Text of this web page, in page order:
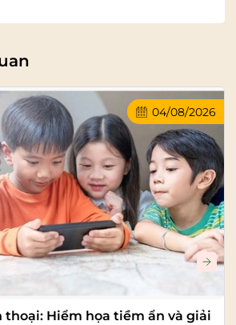
04/08/2026
thoại: Hiểm họa tiềm ẩn và giải